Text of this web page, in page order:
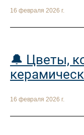
16 февраля 2026 г.
🔔 Цветы,
16 февраля 2026 г.